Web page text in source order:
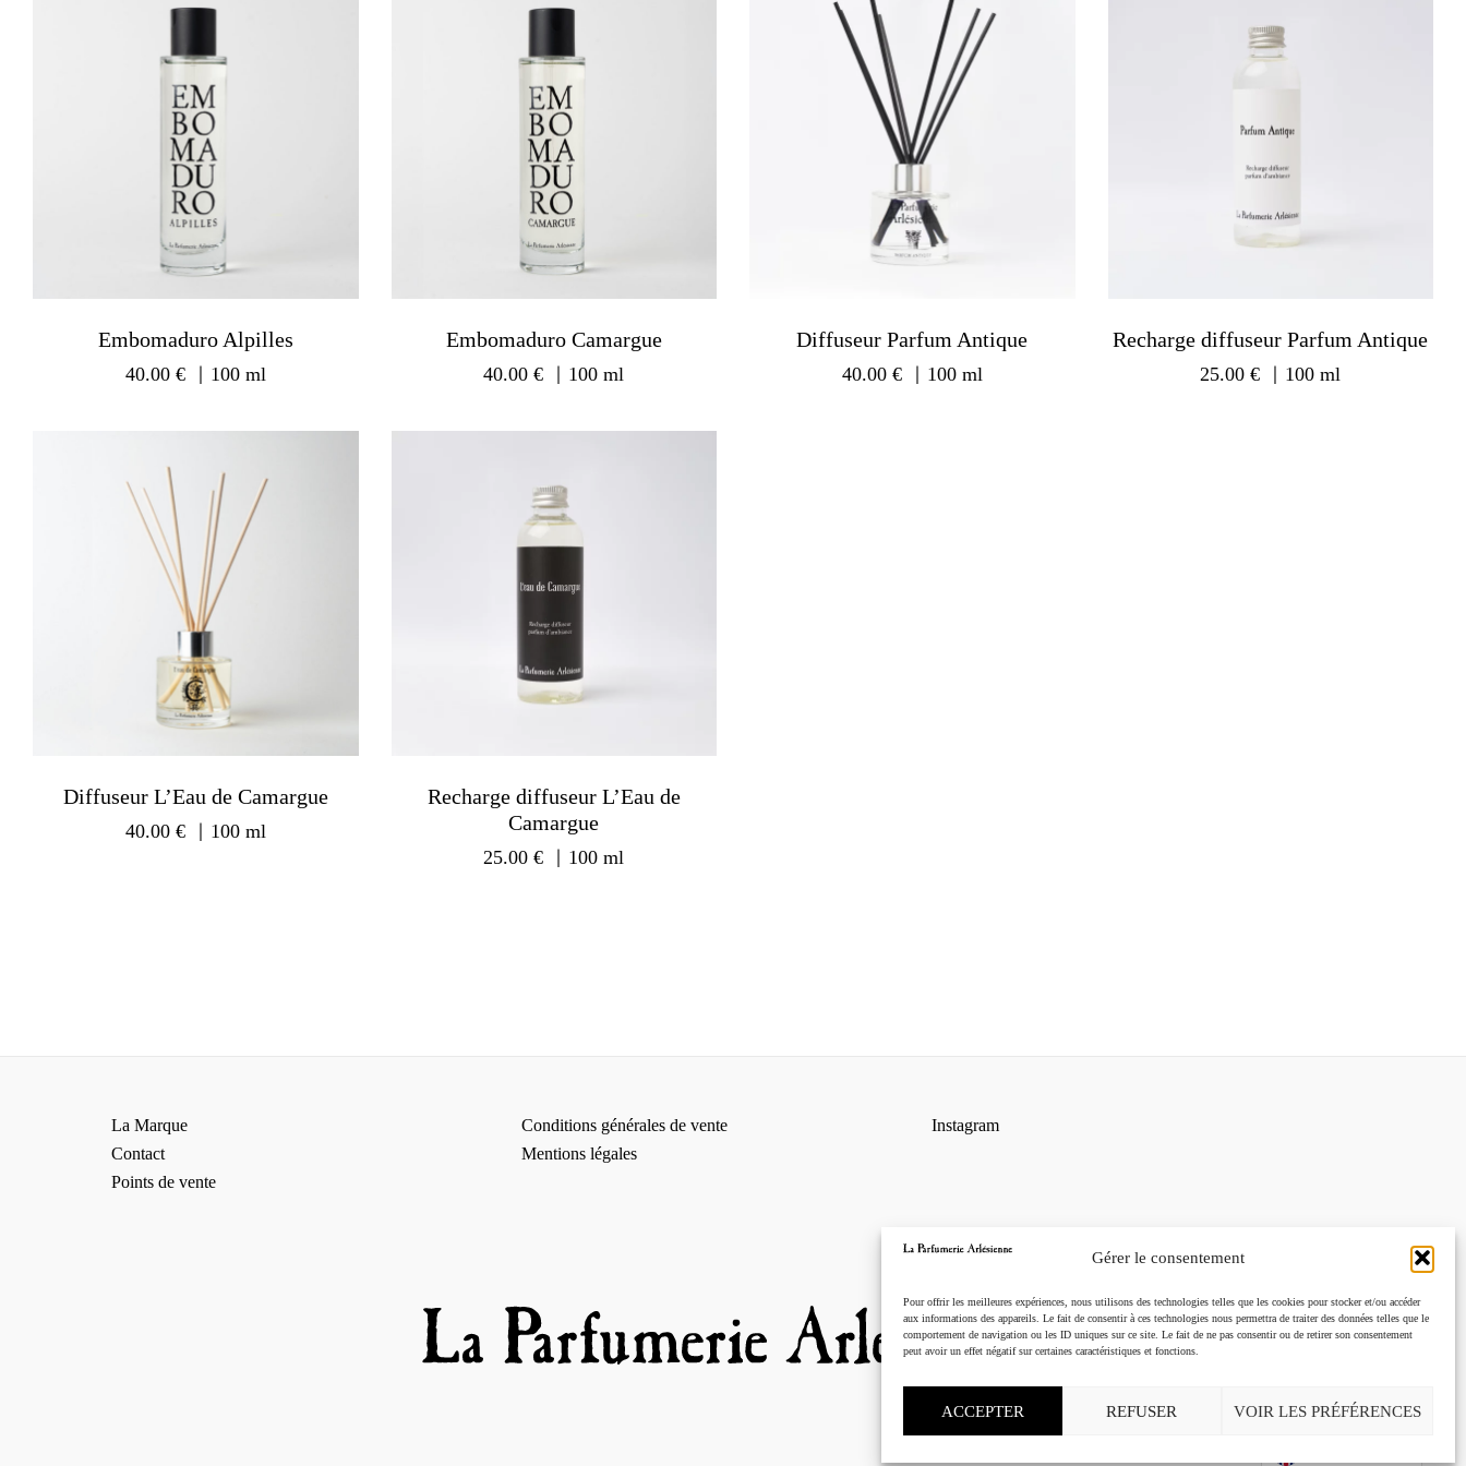
Gérer le consentement
Pour offrir les meilleures expériences, nous utilisons des technologies telles que les cookies pour stocker et/ou accéder
aux informations des appareils. Le fait de consentir à ces technologies nous permettra de traiter des données telles que le
comportement de navigation ou les ID uniques sur ce site. Le fait de ne pas consentir ou de retirer son consentement
peut avoir un effet négatif sur certaines caractéristiques et fonctions.
ACCEPTER REFUSER VOIR LES PRÉFÉRENCES
Embomaduro Alpilles
40.00 € ｜100 ml
Embomaduro Camargue
40.00€ ｜100 ml
Diffuseur Parfum Antique
40.00 € ｜100 ml
Recharge diffuseur Parfum Antique
25.00€ ｜100 ml
Diffuseur L’Eau de Camargue
40.00 € ｜100 ml
Recharge diffuseur L’Eau de
Camargue
25.00€ ｜100 ml
La Marque
Contact
Points de vente
Conditions générales de vente
Mentions légales
Instagram